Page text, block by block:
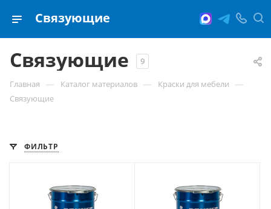
Связующие
Связующие 9
Главная — Каталог материалов — Краски для мебели —
Связующие
ФИЛЬТР